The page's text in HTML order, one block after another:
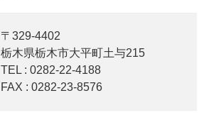
〒329-4402
栃木県栃木市大平町土与215
TEL : 0282-22-4188
FAX : 0282-23-8576